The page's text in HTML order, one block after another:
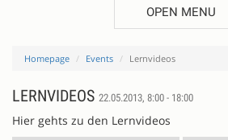
OPEN MENU
Homepage Events Lernvideos
LERNVIDEOS 22.05.2013, 8:00 - 18:00
Hier gehts zu den Lernvideos